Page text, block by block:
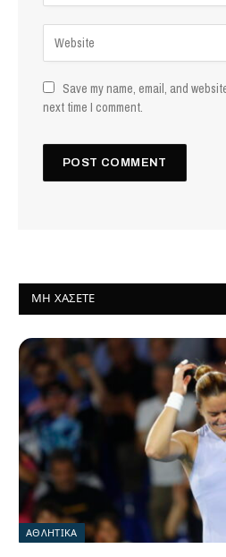
Save my name, email, and
next time I comment.
ΜΗ ΧΆΣΕΤΕ
ΑΘΛΗΤΙΚΑ